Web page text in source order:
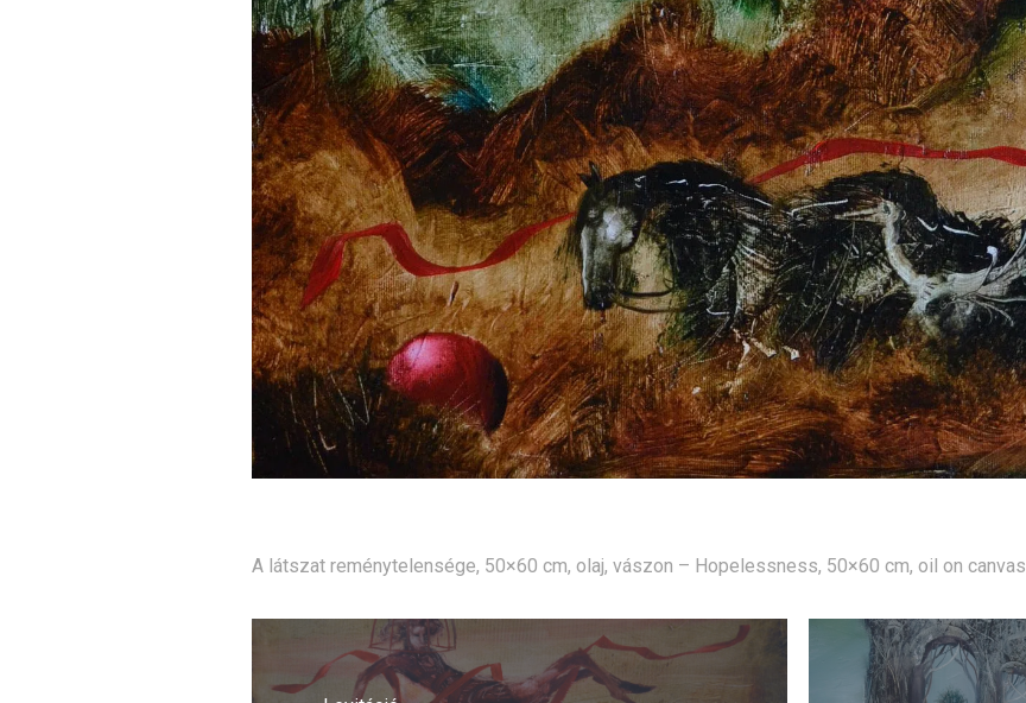
A látszat reménytelensége, 50×60 cm, olaj, vászon – Hopelessness, 50×60 cm, oil on canvas
Bejegyzés
navigáció